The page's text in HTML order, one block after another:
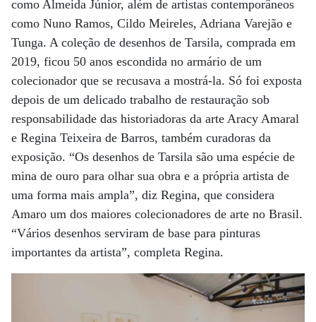
como Almeida Júnior, além de artistas contemporâneos
como Nuno Ramos, Cildo Meireles, Adriana Varejão e
Tunga. A coleção de desenhos de Tarsila, comprada em
2019, ficou 50 anos escondida no armário de um
colecionador que se recusava a mostrá-la. Só foi exposta
depois de um delicado trabalho de restauração sob
responsabilidade das historiadoras da arte Aracy Amaral
e Regina Teixeira de Barros, também curadoras da
exposição. “Os desenhos de Tarsila são uma espécie de
mina de ouro para olhar sua obra e a própria artista de
uma forma mais ampla”, diz Regina, que considera
Amaro um dos maiores colecionadores de arte no Brasil.
“Vários desenhos serviram de base para pinturas
importantes da artista”, completa Regina.